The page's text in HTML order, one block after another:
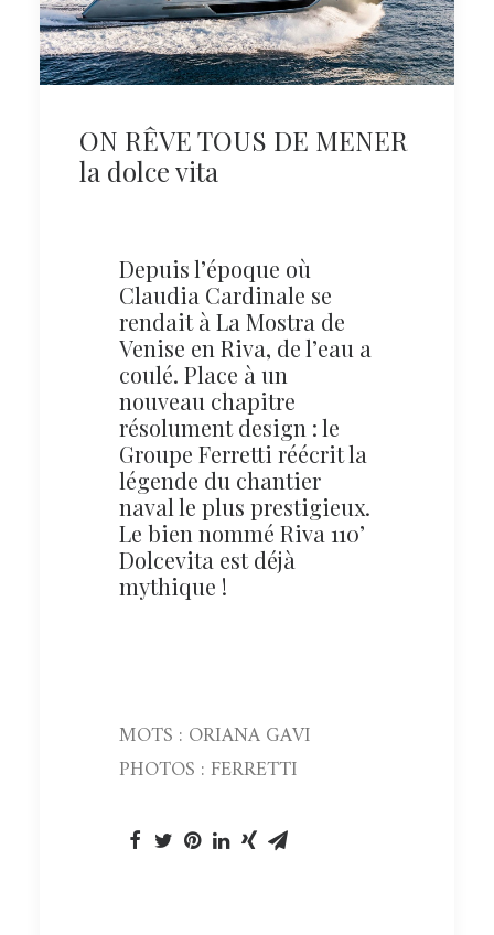
ON RÊVE TOUS DE MENER
la dolce vita
Depuis l’époque où
Claudia Cardinale se
rendait à La Mostra de
Venise en Riva, de l’eau a
coulé. Place à un
nouveau chapitre
résolument design : le
Groupe Ferretti réécrit la
légende du chantier
naval le plus prestigieux.
Le bien nommé Riva 110’
Dolcevita est déjà
mythique !
MOTS : ORIANA GAVI
PHOTOS : FERRETTI